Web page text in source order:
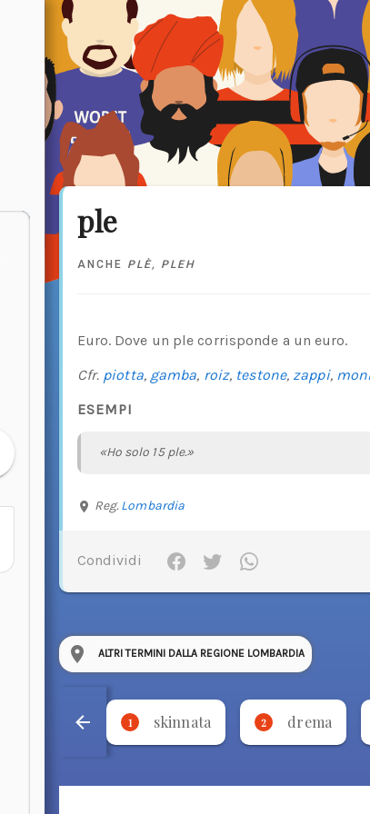
ple
ANCHE PLÈ, PLEH
Euro. Dove un ple corrisponde a un euro.
Cfr. piotta, gamba, roiz, testone, zappi,
ESEMPI
«Ho solo 15 ple.»
Reg. Lombardia
Condividi
ALTRI TERMINI DALLA REGIONE LOMBARDIA
1 skinnata 2 drema